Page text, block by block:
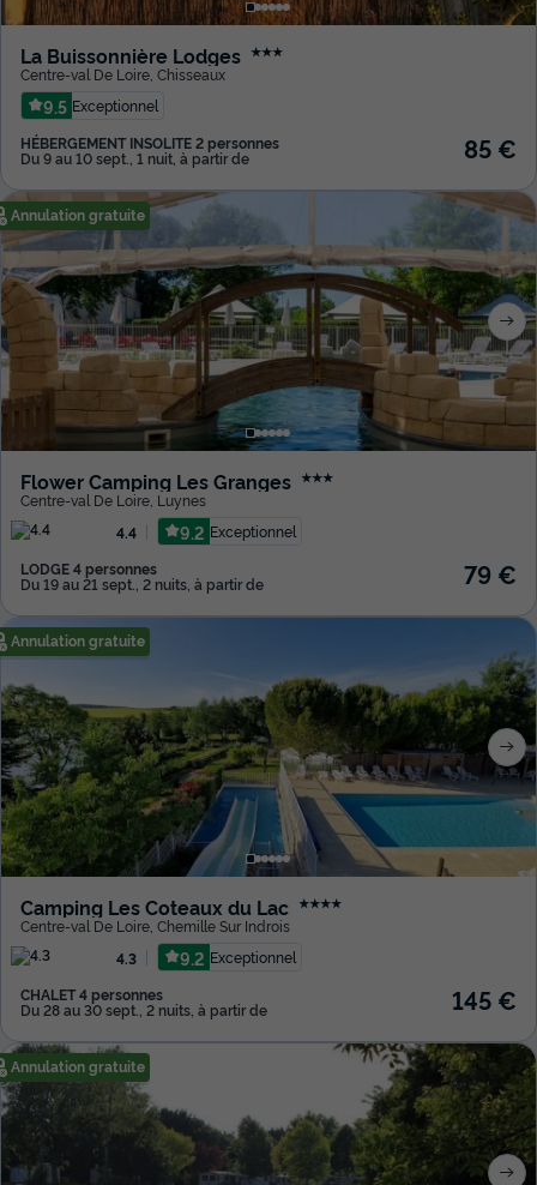
La Buissonnière Lodges ★★★
Centre-val De Loire Chisseaux
9.5 Exceptionnel
HÉBERGEMENT INSOLITE 2 personnes
Du 9 au 10 sept., 1 nuit, à partir de 85 €
Annulation gratuite
Flower Camping Les Granges ★★★
Centre-val De Loire Luynes
4.4
9.2 Exceptionnel
LODGE 4 personnes
Du 19 au 21 sept., 2 nuits, à partir de 79 €
Annulation gratuite
Camping Les Coteaux du Lac ★★★★
Centre-val De Loire Chemille Sur Indrois
4.3
9.2 Exceptionnel
CHALET 4 personnes
Du 28 au 30 sept., 2 nuits, à partir de 145 €
Annulation gratuite